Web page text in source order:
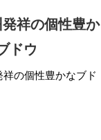
祥の個性豊か
ドウ